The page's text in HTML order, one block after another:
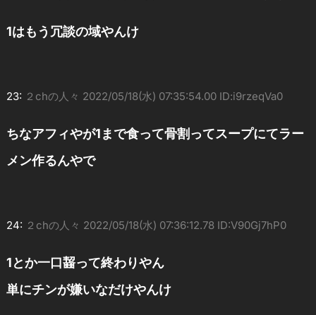
1はもう冗談の域やんけ
23: ２chの人々 2022/05/18(水) 07:35:54.00 ID:i9rzeqVa0
ちなアフィやが1まで食って骨割ってスープにてラー
メン作るんやで
24: ２chの人々 2022/05/18(水) 07:36:12.78 ID:V90Gj7hP0
1とか一口齧って終わりやん
単にチンが嫌いなだけやんけ